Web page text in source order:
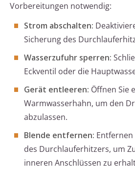
Vorbereitungen notwendig:
Strom abschalten:
Sicherung des
Wasserzufuhr sperren:
Eckventil oder die
Gerät entleeren: Öffnen Sie
Warmwasserhahn, um den
abzulassen.
Blende entfernen: Entfernen
des Durchlauferhitzers, um
inneren Anschlüssen zu